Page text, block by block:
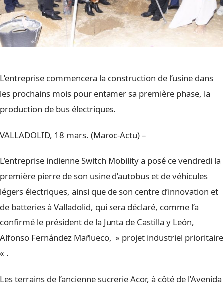
L’entreprise commencera la construction de l’usine dans
les prochains mois pour entamer sa première phase, la
production de bus électriques.
VALLADOLID, 18 mars. (Maroc-Actu) –
L’entreprise indienne Switch Mobility a posé ce vendredi la
première pierre de son usine d’autobus et de véhicules
légers électriques, ainsi que de son centre d’innovation et
de batteries à Valladolid, qui sera déclaré, comme l’a
confirmé le président de la Junta de Castilla y León,
Alfonso Fernández Mañueco, » projet industriel prioritaire
« .
Les terrains de l’ancienne sucrerie Acor, à côté de l’Avenida